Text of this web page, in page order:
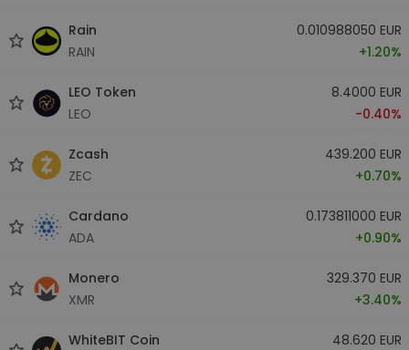
Rain
RAIN
0.010988050 EUR
+1.20%
LEO Token
LEO
8.4000 EUR
-0.40%
Zcash
ZEC
439.200 EUR
+0.70%
Cardano
ADA
0.173811000 EUR
+0.90%
Monero
XMR
329.370 EUR
+3.40%
WhiteBIT Coin
48.620 EUR